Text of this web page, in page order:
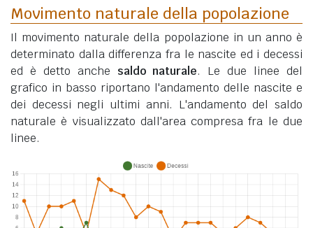
Movimento naturale della popolazione
Il movimento naturale della popolazione in un anno è
determinato dalla differenza fra le nascite ed i decessi
ed è detto anche saldo naturale. Le due linee del
grafico in basso riportano l'andamento delle nascite e
dei decessi negli ultimi anni. L'andamento del saldo
naturale è visualizzato dall'area compresa fra le due
linee.